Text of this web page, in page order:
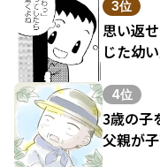
3位
思い返
じた幼
4位
3歳の子
父親が